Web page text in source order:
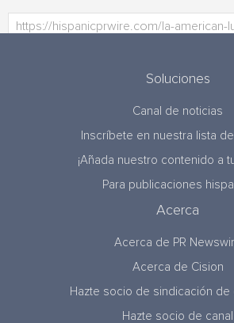
Soluciones
Canal de noticias
Inscríbete en nuestra lista
¡Añada nuestro contenido a
Para publicaciones
Acerca
Acerca de PR
Acerca de Cision
Hazte socio de sindicación de
Hazte socio de canal